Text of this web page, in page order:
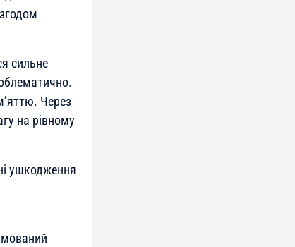
сильне
Через
на рівному
ушкодження